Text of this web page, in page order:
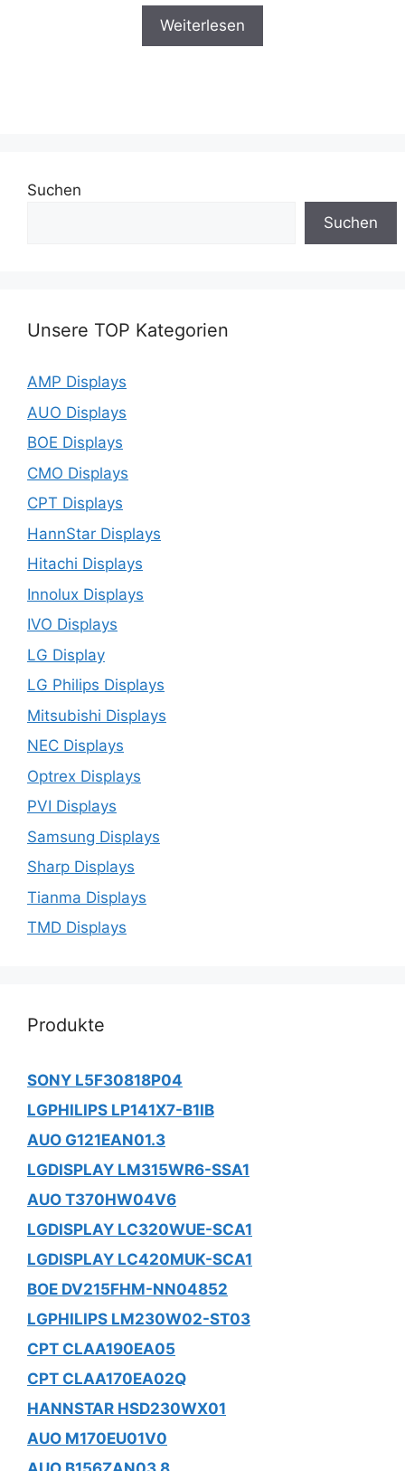
Weiterlesen
Suchen
Suchen
Unsere TOP Kategorien
AMP Displays
AUO Displays
BOE Displays
CMO Displays
CPT Displays
HannStar Displays
Hitachi Displays
Innolux Displays
IVO Displays
LG Display
LG Philips Displays
Mitsubishi Displays
NEC Displays
Optrex Displays
PVI Displays
Samsung Displays
Sharp Displays
Tianma Displays
TMD Displays
Produkte
SONY L5F30818P04
LGPHILIPS LP141X7-B1IB
AUO G121EAN01.3
LGDISPLAY LM315WR6-SSA1
AUO T370HW04V6
LGDISPLAY LC320WUE-SCA1
LGDISPLAY LC420MUK-SCA1
BOE DV215FHM-NN04852
LGPHILIPS LM230W02-ST03
CPT CLAA190EA05
CPT CLAA170EA02Q
HANNSTAR HSD230WX01
AUO M170EU01V0